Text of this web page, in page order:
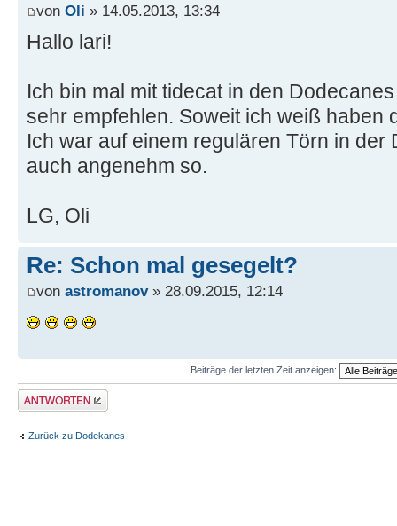
von Oli » 14.05.2013, 13:34
Hallo lari!
Ich bin mal mit tidecat in den
sehr empfehlen. Soweit ich weiß haben
Ich war auf einem regulären Törn in der
auch angenehm so.
LG, Oli
Re: Schon mal gesegelt?
von astromanov» 28.09.2015, 12:14
Beiträge der letzten Zeit anzeigen:
Antwort erstellen
Zurück zu Dodekanes